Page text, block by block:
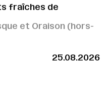
fraîches de
et Oraison (hors-
25.08.2026